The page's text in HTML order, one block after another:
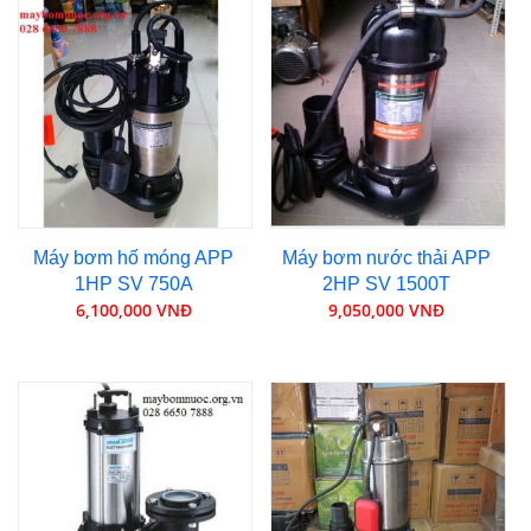
Máy bơm hố móng APP
1HP SV 750A
6,100,000 VNĐ
Máy bơm nước thải APP
2HP SV 1500T
9,050,000 VNĐ